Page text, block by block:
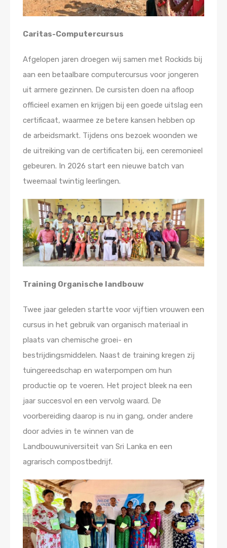
Caritas-Computercursus
Afgelopen jaren droegen wij samen met Rockids bij
aan een betaalbare computercursus voor jongeren
uit armere gezinnen. De cursisten doen na afloop
officieel examen en krijgen bij een goede uitslag een
certificaat, waarmee ze betere kansen hebben op
de arbeidsmarkt. Tijdens ons bezoek woonden we
de uitreiking van de certificaten bij, een ceremonieel
gebeuren. In 2026 start een nieuwe batch van
tweemaal twintig leerlingen.
Training Organische landbouw
Twee jaar geleden startte voor vijftien vrouwen een
cursus in het gebruik van organisch materiaal in
plaats van chemische groei- en
bestrijdingsmiddelen. Naast de training kregen zij
tuingereedschap en waterpompen om hun
productie op te voeren. Het project bleek na een
jaar succesvol en een vervolg waard. De
voorbereiding daarop is nu in gang, onder andere
door advies in te winnen van de
Landbouwuniversiteit van Sri Lanka en een
agrarisch compostbedrijf.